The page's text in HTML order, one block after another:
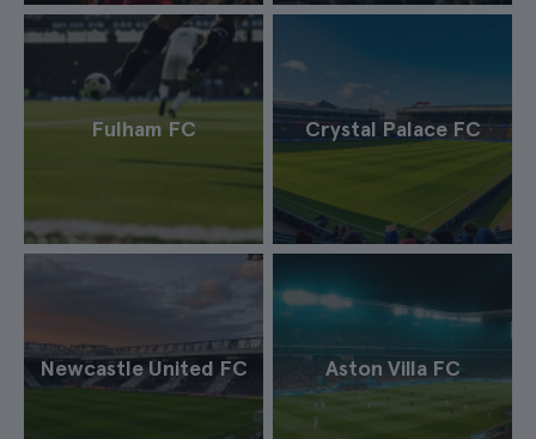
Fulham FC Crystal Palace FC
Newcastle United FC Aston Villa FC